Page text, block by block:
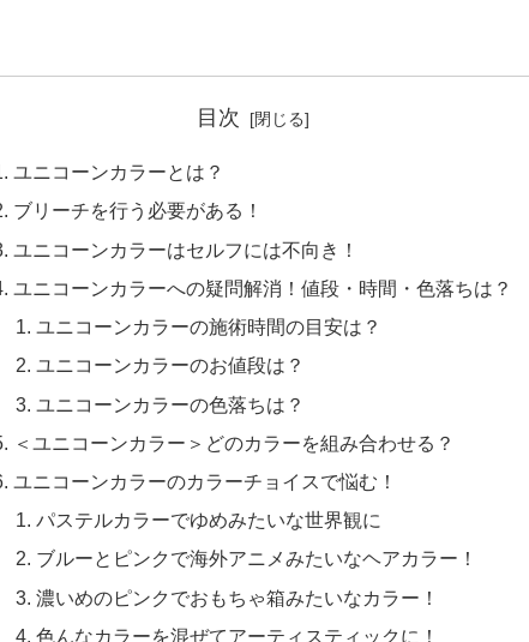
目次
ユニコーンカラーとは？
ブリーチを行う必要がある！
ユニコーンカラーはセルフには不向き！
ユニコーンカラーへの疑問解消！値段・時間・色落ちは？
ユニコーンカラーの施術時間の目安は？
ユニコーンカラーのお値段は？
ユニコーンカラーの色落ちは？
＜ユニコーンカラー＞どのカラーを組み合わせる？
ユニコーンカラーのカラーチョイスで悩む！
パステルカラーでゆめみたいな世界観に
ブルーとピンクで海外アニメみたいなヘアカラー！
濃いめのピンクでおもちゃ箱みたいなカラー！
色んなカラーを混ぜてアーティスティックに！